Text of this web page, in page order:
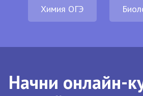
Химия ОГЭ
Начни онлайн-